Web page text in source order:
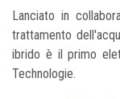
Lanciato in
trattamento
ibrido è il primo
Technologie.